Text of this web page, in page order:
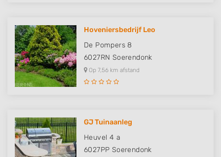
Hoveniersbedrijf Leo
De Pompers 8
6027RN Soerendonk
Op 7,56 km afstand
GJ Tuinaanleg
Heuvel 4 a
6027PP Soerendonk